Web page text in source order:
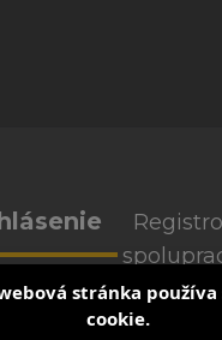
adresa*
stránka
cookie.